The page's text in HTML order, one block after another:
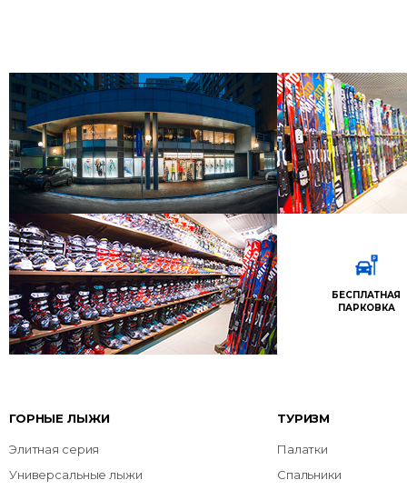
БЕСПЛАТНАЯ
ПАРКОВКА
ГОРНЫЕ ЛЫЖИ
Элитная серия
Универсальные лыжи
ТУРИЗМ
Палатки
Спальники